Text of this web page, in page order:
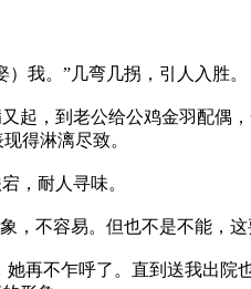
我。”几弯几拐，引人入胜。
起，到老公给公鸡金羽配偶
得淋漓尽致。
，耐人寻味。
不容易。但也不是不能，这
不乍呼了。直到送我出院